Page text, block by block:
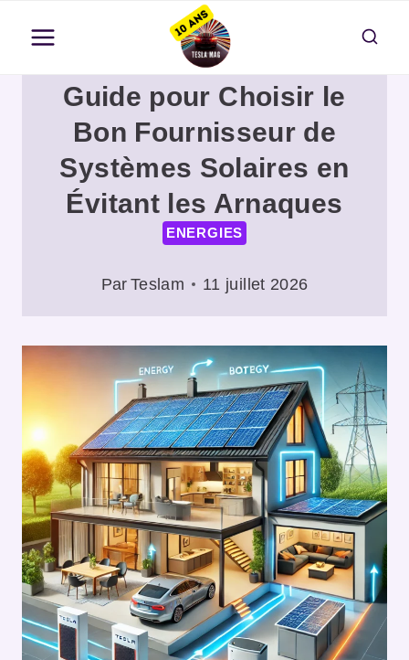
contenu
Guide pour Choisir le
Bon Fournisseur de
Systèmes Solaires en
Évitant les Arnaques
ENERGIES
Par Teslam 11 juillet 2026